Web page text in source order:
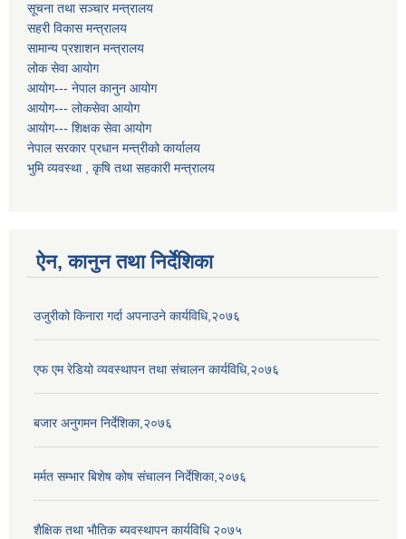
सूचना तथा सञ्चार मन्त्रालय
सहरी विकास मन्त्रालय
सामान्य प्रशाशन मन्त्रालय
लोक सेवा आयोग
आयोग--- नेपाल कानुन आयोग
आयोग--- लोकसेवा आयोग
आयोग--- शिक्षक सेवा आयोग
नेपाल सरकार प्रधान मन्त्रीको कार्यालय
भुमि व्यवस्था , कृषि तथा सहकारी मन्त्रालय
ऐन, कानुन तथा निर्देशिका
उजुरीको किनारा गर्दा अपनाउने कार्यविधि,२०७६
एफ एम रेडियो व्यवस्थापन तथा संचालन कार्यविधि,२०७६
बजार अनुगमन निर्देशिका,२०७६
मर्मत सम्भार बिशेष कोष संचालन निर्देशिका,२०७६
शैक्षिक तथा भाैतिक ब्यवस्थापन कार्यविधि २०७५